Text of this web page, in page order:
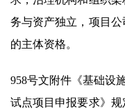
务与资产独立，项目
的主体资格。
958号文附件《基础设
试点项目申报要求》